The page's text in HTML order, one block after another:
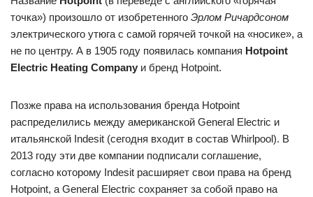
точка») произошло от изобретенного Эрлом Ричардсоном
электрического утюга с самой горячей точкой на «носике», а
не по центру. А в 1905 году появилась компания Hotpoint
Electric Heating Company и бренд Hotpoint.
Позже права на использования бренда Hotpoint
распределились между американской General Electric и
итальянской Indesit (сегодня входит в состав Whirlpool). В
2013 году эти две компании подписали соглашение,
согласно которому Indesit расширяет свои права на бренд
Hotpoint, а General Electric сохраняет за собой право на